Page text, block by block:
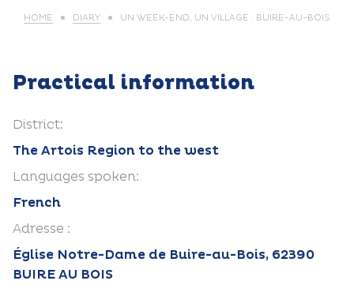
HOME DIARY UN WEEK-END, UN VILLAGE : BUIRE-AU-BOIS
Practical information
District:
The Artois Region to the west
Languages spoken:
French
Adresse :
Église Notre-Dame de Buire-au-Bois, 62390
BUIRE AU BOIS